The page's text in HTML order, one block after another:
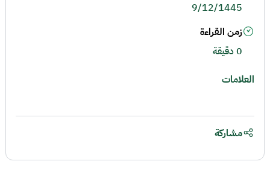
9/12/1445
زمن القراءة
0 دقيقة
العلامات
مشاركة